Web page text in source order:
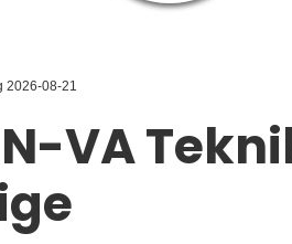
2026-08-21
VA